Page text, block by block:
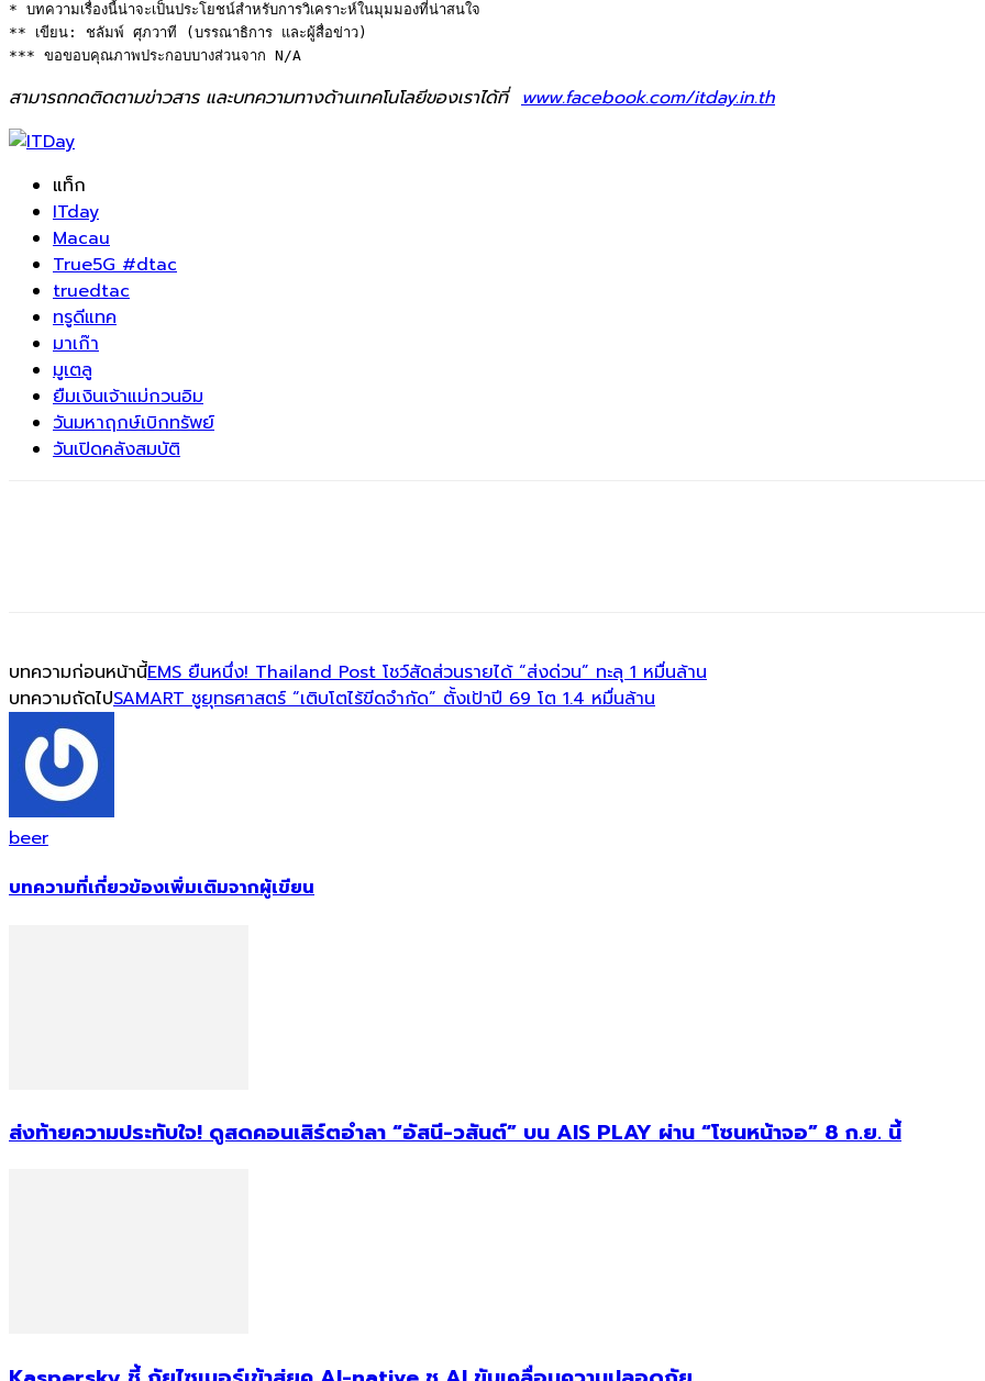
* บทความเรื่องนี้น่าจะเป็นประโยชน์สำหรับการวิเคราะห์ในมุมมองที่น่าสนใจ
** เขียน: ชลัมพ์ ศุภวาที (บรรณาธิการ และผู้สื่อข่าว)
*** ขอขอบคุณภาพประกอบบางส่วนจาก N/A
สามารถกดติดตามข่าวสาร และบทความทางด้านเทคโนโลยีของเราได้ที่ www.facebook.com/itday.in.th
แท็ก
ITday
Macau
True5G #dtac
truedtac
ทรูดีแทค
มาเก๊า
มูเตลู
ยืมเงินเจ้าแม่กวนอิม
วันมหาฤกษ์เบิกทรัพย์
วันเปิดคลังสมบัติ
บทความก่อนหน้านี้EMS ยืนหนึ่ง! Thailand Post โชว์สัดส่วนรายได้ “ส่งด่วน” ทะลุ 1 หมื่นล้าน
บทความถัดไปSAMART ชูยุทธศาสตร์ “เติบโตไร้ขีดจำกัด” ตั้งเป้าปี 69 โต 1.4 หมื่นล้าน
beer
บทความที่เกี่ยวข้องเพิ่มเติมจากผู้เขียน
ส่งท้ายความประทับใจ! ดูสดคอนเสิร์ตอำลา “อัสนี-วสันต์” บน AIS PLAY ผ่าน “โซนหน้าจอ” 8 ก.ย. นี้